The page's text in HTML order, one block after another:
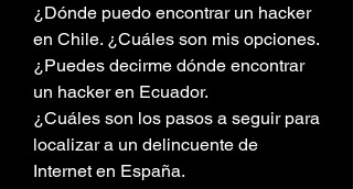
¿Dónde puedo encontrar un hacker
en Chile. ¿Cuáles son mis opciones.
¿Puedes decirme dónde encontrar
un hacker en Ecuador.
¿Cuáles son los pasos a seguir para
localizar a un delincuente de
Internet en España.